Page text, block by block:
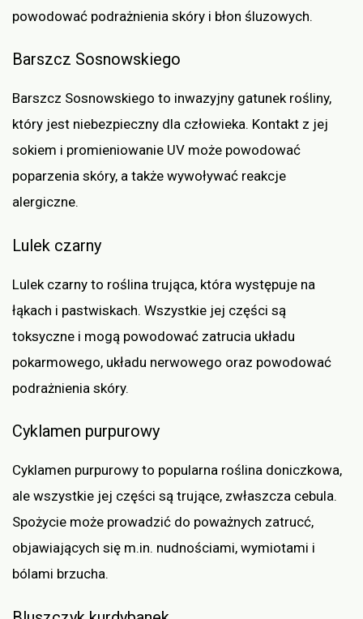
powodować podrażnienia skóry i błon śluzowych.
Barszcz Sosnowskiego
Barszcz Sosnowskiego to inwazyjny gatunek rośliny,
który jest niebezpieczny dla człowieka. Kontakt z jej
sokiem i promieniowanie UV może powodować
poparzenia skóry, a także wywoływać reakcje
alergiczne.
Lulek czarny
Lulek czarny to roślina trująca, która występuje na
łąkach i pastwiskach. Wszystkie jej części są
toksyczne i mogą powodować zatrucia układu
pokarmowego, układu nerwowego oraz powodować
podrażnienia skóry.
Cyklamen purpurowy
Cyklamen purpurowy to popularna roślina doniczkowa,
ale wszystkie jej części są trujące, zwłaszcza cebula.
Spożycie może prowadzić do poważnych zatrucć,
objawiających się m.in. nudnościami, wymiotami i
bólami brzucha.